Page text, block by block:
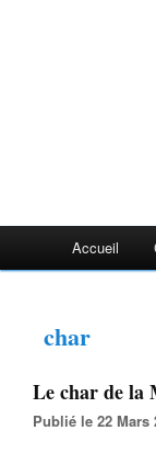
Accueil
char
Le char de la
Publié le 22 Mars